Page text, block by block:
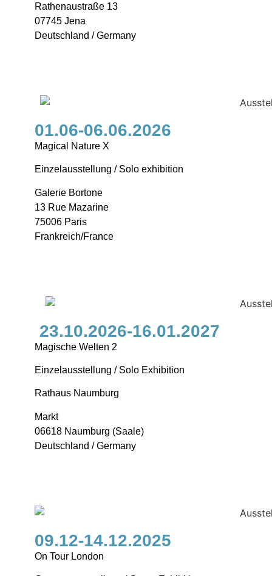
Rathenaustraße 13
07745 Jena
Deutschland / Germany
01.06-06.06.2026
Magical Nature X
Einzelausstellung / Solo exhibition
Galerie Bortone
13 Rue Mazarine
75006 Paris
Frankreich/France
23.10.2026-16.01.2027
Magische Welten 2
Einzelausstellung / Solo Exhibition
Rathaus Naumburg
Markt
06618 Naumburg (Saale)
Deutschland / Germany
09.12-14.12.2025
On Tour London